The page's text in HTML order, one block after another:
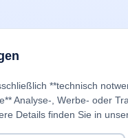
**technisch
Analyse-, Werbe- oder
Details finden Sie in